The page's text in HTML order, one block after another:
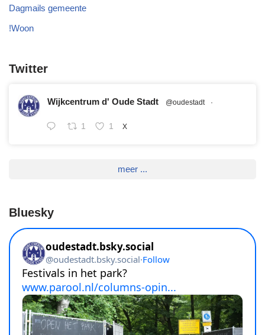
Dagmails gemeente
!Woon
Twitter
Wijkcentrum d' Oude Stadt @oudestadt ·
1 1 X
meer ...
Bluesky